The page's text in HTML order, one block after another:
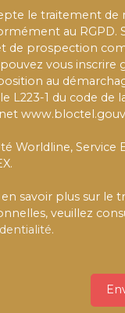
le traitement de
au RGPD.
de prospection
vous inscrire
au
L223-1 du code de
Worldline, Service
savoir plus sur le
veuillez
.